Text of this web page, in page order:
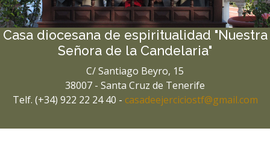
Casa diocesana de espiritualidad "Nuestra
Señora de la Candelaria"
C/ Santiago Beyro, 15
38007 - Santa Cruz de Tenerife
Telf. (+34) 922 22 24 40 - casadeejerciciostf@gmail.com